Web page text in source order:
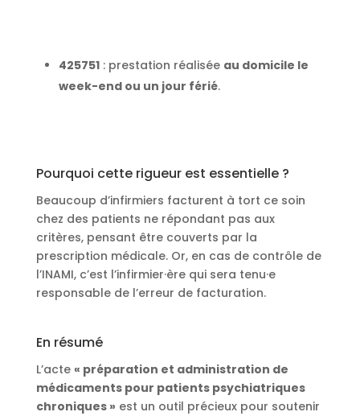
425751: prestation réalisée au domicile le
week-end ou un jour férié.
Pourquoi cette rigueur est essentielle ?
Beaucoup d’infirmiers facturent à tort ce soin
chez des patients ne répondant pas aux
critères, pensant être couverts par la
prescription médicale. Or, en cas de contrôle de
l’INAMI, c’est l’infirmier·ère qui sera tenu·e
responsable de l’erreur de facturation.
En résumé
L’acte « préparation et administration de
médicaments pour patients psychiatriques
chroniques » est un outil précieux pour soutenir